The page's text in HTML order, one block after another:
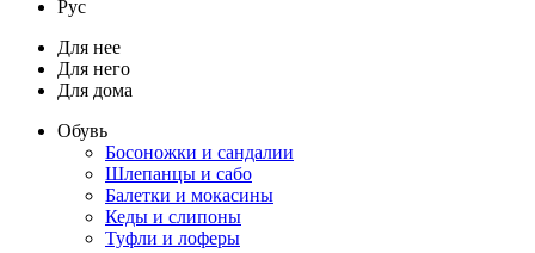
Рус
Для нее
Для него
Для дома
Обувь
Босоножки и сандалии
Шлепанцы и сабо
Балетки и мокасины
Кеды и слипоны
Туфли и лоферы